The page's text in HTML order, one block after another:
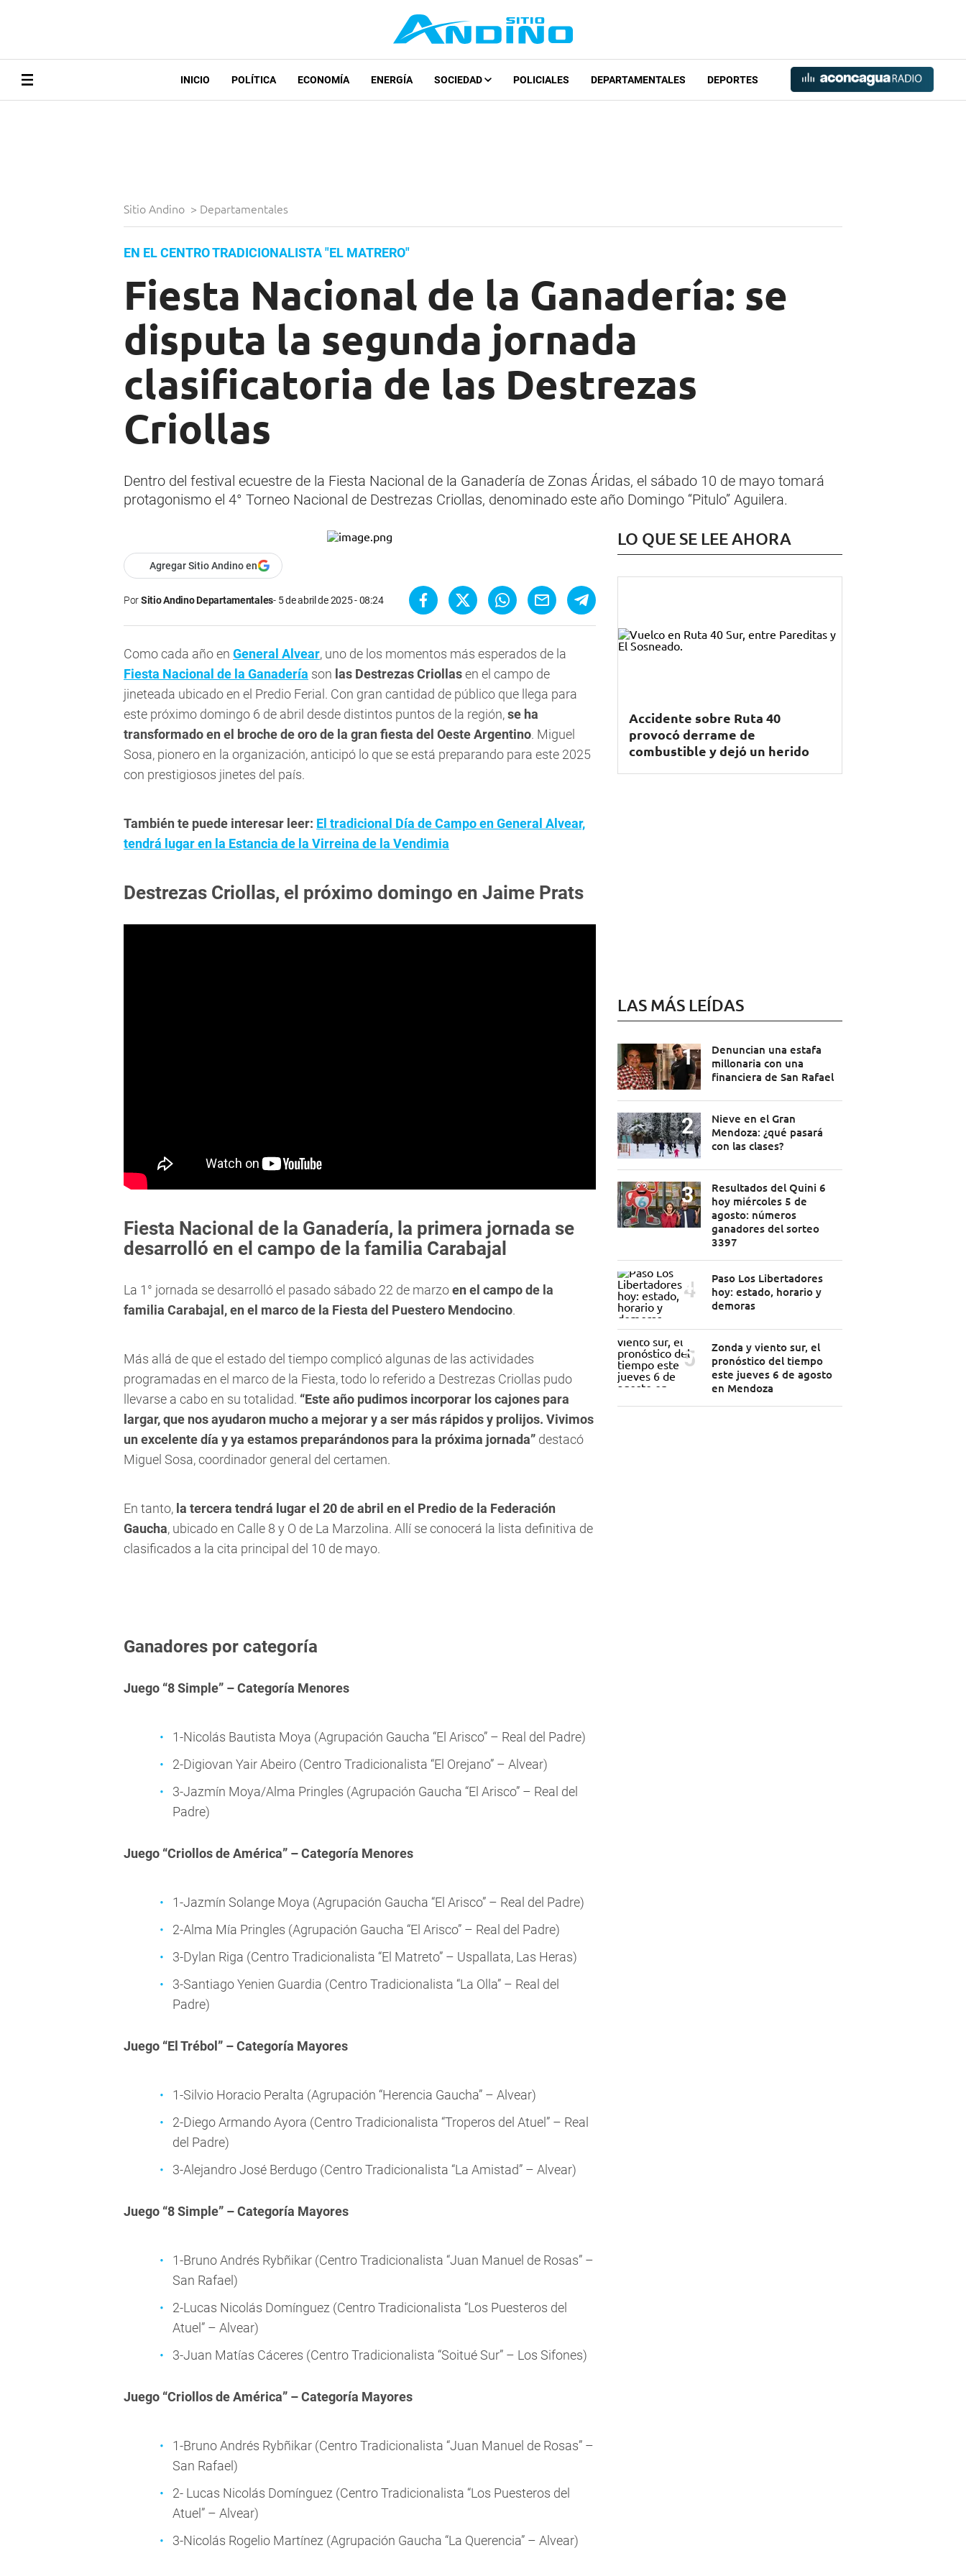
INICIO POLÍTICA ECONOMÍA ENERGÍA SOCIEDAD POLICIALES DEPARTAMENTALES DEPORTES
Sitio Andino > Departamentales
EN EL CENTRO TRADICIONALISTA "EL MATRERO"
Fiesta Nacional de la Ganadería: se
disputa la segunda jornada
clasificatoria de las Destrezas
Criollas
Dentro del festival ecuestre de la Fiesta Nacional de la Ganadería de Zonas Áridas, el sábado 10 de mayo tomará
protagonismo el 4° Torneo Nacional de Destrezas Criollas, denominado este año Domingo “Pitulo” Aguilera.
Agregar Sitio Andino en
PorSitio Andino Departamentales 5 de abril de 2025 - 08:24
Como cada año en General Alvear, uno de los momentos más esperados de la
Fiesta Nacional de la Ganadería son las Destrezas Criollasen el campo de
jineteada ubicado en el Predio Ferial. Con gran cantidad de público que llega para
este próximo domingo 6 de abril desde distintos puntos de la región,se ha
transformado en el broche de oro de la gran fiesta del Oeste Argentino. Miguel
Sosa, pionero en la organización, anticipó lo que se está preparando para este 2025
con prestigiosos jinetes del país.
También te puede interesar leer: El tradicional Día de Campo en General Alvear,
tendrá lugar en la Estancia de la Virreina de la Vendimia
Destrezas Criollas, el próximo domingo en Jaime Prats
Fiesta Nacional de la Ganadería, la primera jornada se
desarrolló en el campo de la familia Carabajal
La 1° jornada se desarrolló el pasado sábado 22 de marzoen el campo de la
familia Carabajal, en el marco de la Fiesta del Puestero Mendocino.
Más allá de que el estado del tiempo complicó algunas de las actividades
programadas en el marco de la Fiesta, todo lo referido a Destrezas Criollas pudo
llevarse a cabo en su totalidad. “Este año pudimos incorporar los cajones para
largar, que nos ayudaron mucho a mejorar y a ser más rápidos y prolijos. Vivimos
un excelente día y ya estamos preparándonos para la próxima jornada” destacó
Miguel Sosa, coordinador general del certamen.
En tanto, la tercera tendrá lugar el 20 de abril en el Predio de la Federación
Gaucha, ubicado en Calle 8 y O de La Marzolina. Allí se conocerá la lista definitiva de
clasificados a la cita principal del 10 de mayo.
Ganadores por categoría
Juego “8 Simple” – Categoría Menores
1-Nicolás Bautista Moya (Agrupación Gaucha “El Arisco” – Real del Padre)
2-Digiovan Yair Abeiro (Centro Tradicionalista “El Orejano” – Alvear)
3-Jazmín Moya/Alma Pringles (Agrupación Gaucha “El Arisco” – Real del
Padre)
Juego “Criollos de América” – Categoría Menores
1-Jazmín Solange Moya (Agrupación Gaucha “El Arisco” – Real del Padre)
2-Alma Mía Pringles (Agrupación Gaucha “El Arisco” – Real del Padre)
3-Dylan Riga (Centro Tradicionalista “El Matreto” – Uspallata, Las Heras)
3-Santiago Yenien Guardia (Centro Tradicionalista “La Olla” – Real del
Padre)
Juego “El Trébol” – Categoría Mayores
1-Silvio Horacio Peralta (Agrupación “Herencia Gaucha” – Alvear)
2-Diego Armando Ayora (Centro Tradicionalista “Troperos del Atuel” – Real
del Padre)
3-Alejandro José Berdugo (Centro Tradicionalista “La Amistad” – Alvear)
Juego “8 Simple” – Categoría Mayores
1-Bruno Andrés Rybñikar (Centro Tradicionalista “Juan Manuel de Rosas” –
San Rafael)
2-Lucas Nicolás Domínguez (Centro Tradicionalista “Los Puesteros del
Atuel” – Alvear)
3-Juan Matías Cáceres (Centro Tradicionalista “Soitué Sur” – Los Sifones)
Juego “Criollos de América” – Categoría Mayores
1-Bruno Andrés Rybñikar (Centro Tradicionalista “Juan Manuel de Rosas” –
San Rafael)
2- Lucas Nicolás Domínguez (Centro Tradicionalista “Los Puesteros del
Atuel” – Alvear)
3-Nicolás Rogelio Martínez (Agrupación Gaucha “La Querencia” – Alvear)
LO QUE SE LEE AHORA
Accidente sobre Ruta 40
provocó derrame de
combustible y dejó un herido
LAS MÁS LEÍDAS
Denuncian una estafa
millonaria con una
financiera de San Rafael
Nieve en el Gran
Mendoza: ¿qué pasará
con las clases?
Resultados del Quini 6
hoy miércoles 5 de
agosto: números
ganadores del sorteo
3397
Paso Los Libertadores
hoy: estado, horario y
demoras
Zonda y viento sur, el
pronóstico del tiempo
este jueves 6 de agosto
en Mendoza